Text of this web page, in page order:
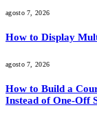
agosto 7, 2026
How to Display
agosto 7, 2026
How to Build a
Instead of One-Off